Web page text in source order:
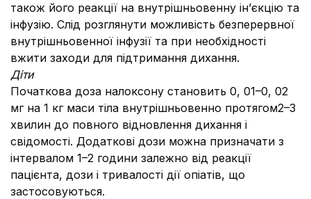
також його реакції на внутрішньовенну ін’єкцію та
інфузію. Слід розглянути можливість безперервної
внутрішньовенної інфузії та при необхідності
вжити заходи для підтримання дихання.
Діти
Початкова доза налоксону становить 0, 01–0, 02
мг на 1 кг маси тіла внутрішньовенно протягом2–3
хвилин до повного відновлення дихання і
свідомості. Додаткові дози можна призначати з
інтервалом 1–2 години залежно від реакції
пацієнта, дози і тривалості дії опіатів, що
застосовуються.